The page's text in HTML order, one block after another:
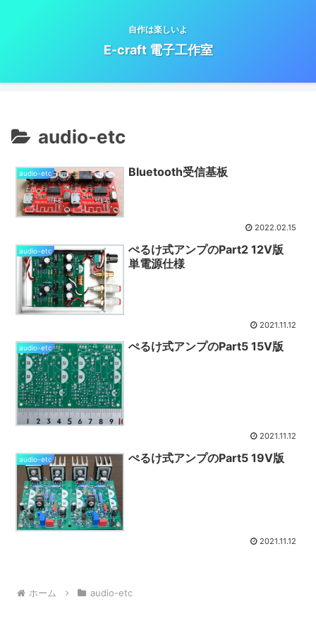
自作は楽しいよ
E-craft 電子工作室
audio-etc
audio-etc Bluetooth受信基板
2022.02.15
audio-etc
ぺるけ式アンプのPart2 12V版
単電源仕様
2021.11.12
audio-etc ぺるけ式アンプのPart5 15V版
2021.11.12
audio-etc ぺるけ式アンプのPart5 19V版
2021.11.12
ホーム audio-etc